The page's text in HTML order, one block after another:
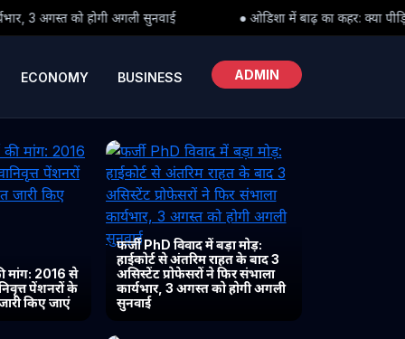
● ओडिशा में बाढ़ का कहर: क्या पीड़ितों तक समय पर पहुंच पाएगी
ECONOMY BUSINESS ADMIN
मांग: 2016 से
पेंशनरों के
किए जाएं
फर्जी PhD विवाद में बड़ा मोड़:
हाईकोर्ट से अंतरिम राहत के बाद 3
असिस्टेंट प्रोफेसरों ने फिर संभाला
कार्यभार, 3 अगस्त को होगी अगली
सुनवाई